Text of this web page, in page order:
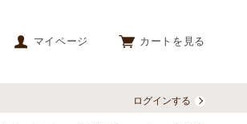
マイページ カートを見る
ログインする